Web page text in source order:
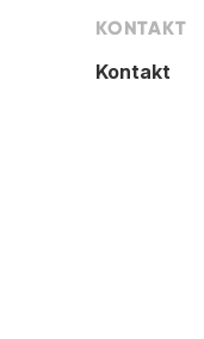
KONTAKT
Kontakt